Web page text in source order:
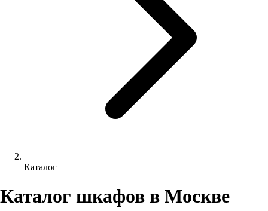
Каталог
Каталог шкафов в Москве